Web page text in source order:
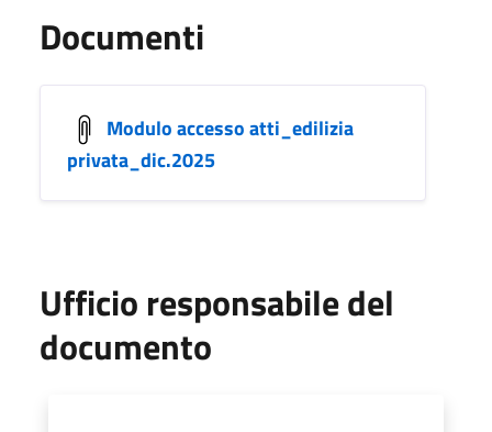
Documenti
Modulo accesso atti_edilizia
privata_dic.2025
Ufficio responsabile del
documento